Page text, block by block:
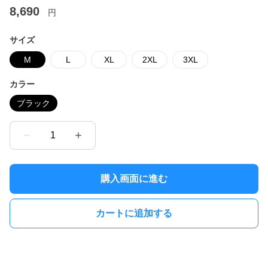
8,690 円
サイズ
M L XL 2XL 3XL
カラー
ブラック
1
購入画面に進む
カートに追加する